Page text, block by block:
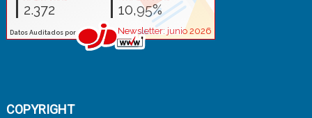
COPYRIGHT